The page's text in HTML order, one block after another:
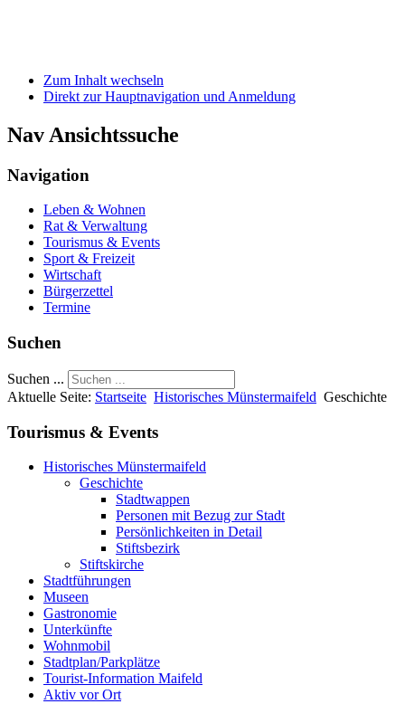
Zum Inhalt wechseln
Direkt zur Hauptnavigation und Anmeldung
Nav Ansichtssuche
Navigation
Leben & Wohnen
Rat & Verwaltung
Tourismus & Events
Sport & Freizeit
Wirtschaft
Bürgerzettel
Termine
Suchen
Suchen ...
Aktuelle Seite: Startseite Historisches Münstermaifeld Geschichte
Tourismus & Events
Historisches Münstermaifeld
Geschichte
Stadtwappen
Personen mit Bezug zur Stadt
Persönlichkeiten in Detail
Stiftsbezirk
Stiftskirche
Stadtführungen
Museen
Gastronomie
Unterkünfte
Wohnmobil
Stadtplan/Parkplätze
Tourist-Information Maifeld
Aktiv vor Ort